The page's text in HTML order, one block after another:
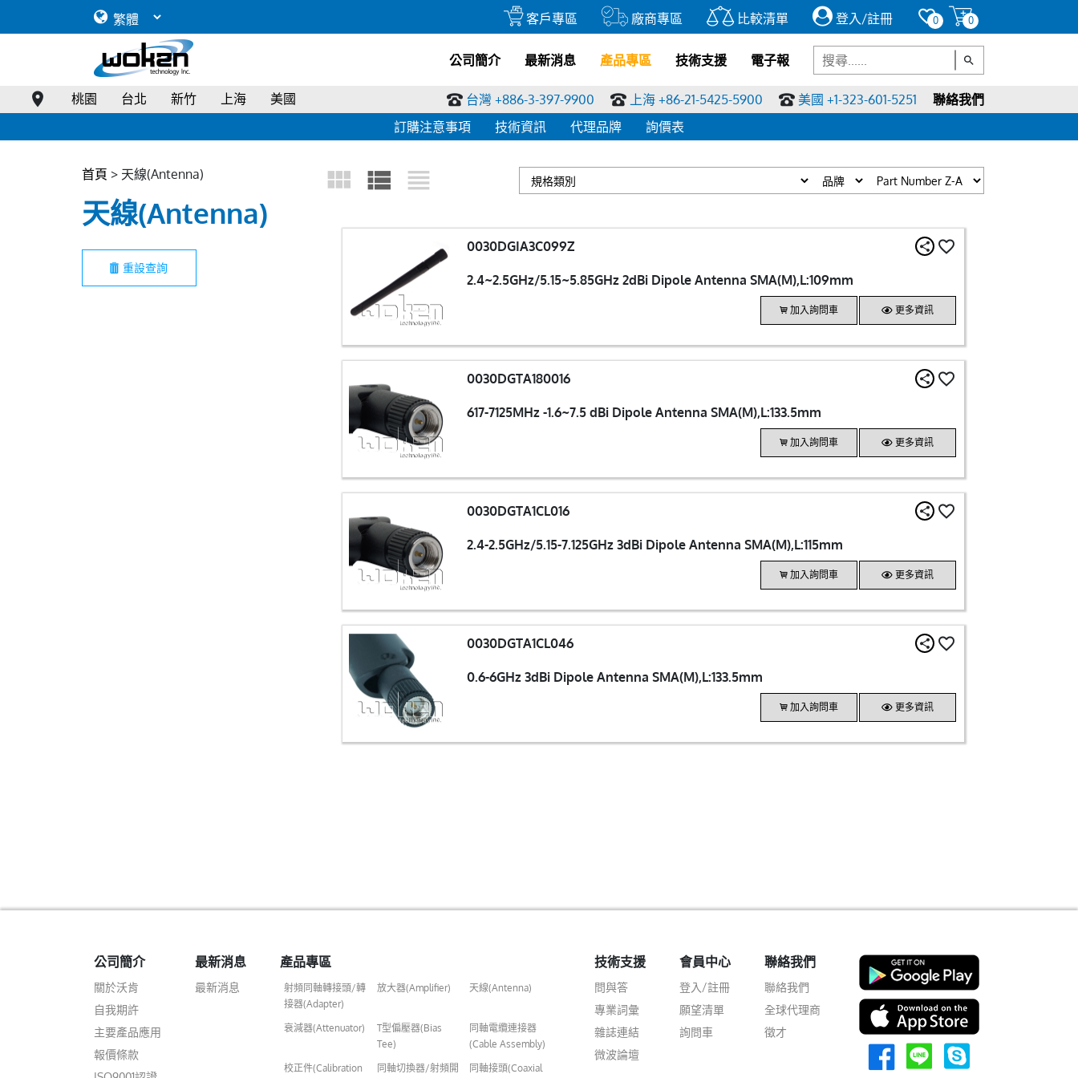
客戶專區 廠商專區 比較清單 登入/註冊 0 0
公司簡介 最新消息 產品專區 技術支援 電子報
桃園 台北 新竹 上海 美國 台灣 +886-3-397-9900 上海 +86-21-5425-5900 美國 +1-323-601-5251
聯絡我們
訂購注意事項
技術資訊 代理品牌 詢價表
首頁 > 天線(Antenna)
天線(Antenna)
重設查詢
0030DGIA3C099Z
2.4~2.5GHz/5.15~5.85GHz 2dBi Dipole Antenna SMA(M),L:109mm
加入詢問車 更多資訊
0030DGTA180016
617-7125MHz -1.6~7.5 dBi Dipole Antenna SMA(M),L:133.5mm
加入詢問車 更多資訊
0030DGTA1CL016
2.4-2.5GHz/5.15-7.125GHz 3dBi Dipole Antenna SMA(M),L:115mm
加入詢問車 更多資訊
0030DGTA1CL046
0.6-6GHz 3dBi Dipole Antenna SMA(M),L:133.5mm
加入詢問車 更多資訊
公司簡介
關於沃肯
自我期許
主要產品應用
報價條款
最新消息
最新消息
產品專區
射頻同軸轉接頭/轉
接器(Adapter)
放大器(Amplifier) 天線(Antenna)
衰減器(Attenuator)
T型偏壓器(Bias
Tee)
同軸電纜連接器
(Cable Assembly)
校正件(Calibration
同軸切換器/射頻開 同軸接頭(Coaxial
技術支援
問與答
專業詞彙
雜誌連結
微波論壇
會員中心
登入/註冊
願望清單
詢問車
聯絡我們
聯絡我們
全球代理商
徵才